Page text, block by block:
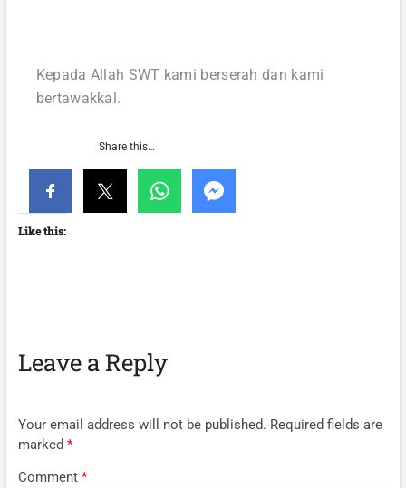
Kepada Allah SWT kami berserah dan kami
bertawakkal.
Share this…
Like this:
Leave a Reply
Your email address will not be published. Required fields are
marked *
Comment *